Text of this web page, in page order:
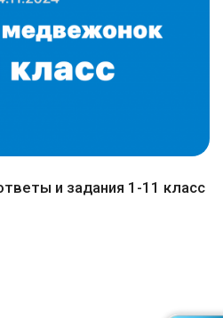
и задания 1-11 класс